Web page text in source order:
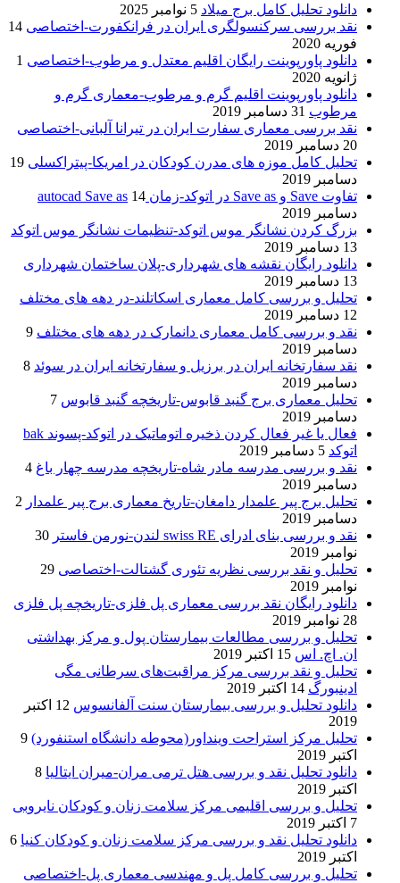
دانلود تحلیل کامل برج میلاد 5 نوامبر 2025
نقد بررسی سرکنسولگری ایران در فرانکفورت-اختصاصی 14
فوریه 2020
دانلود پاورپوینت رایگان اقلیم معتدل و مرطوب-اختصاصی 1
ژانویه 2020
دانلود پاورپوینت اقلیم گرم و مرطوب-معماری گرم و
مرطوب 31 دسامبر 2019
نقد بررسی معماری سفارت ایران در تیرانا آلبانی-اختصاصی
20 دسامبر 2019
تحلیل کامل موزه های مدرن کودکان در امریکا-پیتراکسلی 19
دسامبر 2019
تفاوت Save و Save as در اتوکد-زمان autocad Save as
14
دسامبر 2019
بزرگ کردن نشانگر موس اتوکد-تنظیمات نشانگر موس اتوکد
13 دسامبر 2019
دانلود رایگان نقشه های شهرداری-پلان ساختمان شهرداری
13 دسامبر 2019
تحلیل و بررسی کامل معماری اسکاتلند-در دهه های مختلف
12 دسامبر 2019
نقد و بررسی کامل معماری دانمارک در دهه های مختلف 9
دسامبر 2019
نقد سفارتخانه ایران در برزیل و سفارتخانه ایران در سوئد 8
دسامبر 2019
تحلیل معماری برج گنبد قابوس-تاریخچه گنبد قابوس 7
دسامبر 2019
فعال یا غیر فعال کردن ذخیره اتوماتیک در اتوکد-پسوند bak
اتوکد 5 دسامبر 2019
نقد و بررسی مدرسه مادر شاه-تاریخچه مدرسه چهار باغ 4
دسامبر 2019
تحلیل برج پیر علمدار دامغان-تاریخ معماری برج پیر علمدار 2
دسامبر 2019
نقد و بررسی بنای ادرای swiss RE لندن-نورمن فاستر
30
نوامبر 2019
تحلیل و نقد بررسی نظریه تئوری گشتالت-اختصاصی 29
نوامبر 2019
دانلود رایگان نقد بررسی معماری پل فلزی-تاریخچه پل فلزی
28 نوامبر 2019
تحلیل و بررسی مطالعات بیمارستان پول و مرکز بهداشتی
ان. اچ. اس 15 اکتبر 2019
تحلیل و نقد بررسی مرکز مراقبت‌های سرطانی مگی
ادینبورگ 14 اکتبر 2019
دانلود تحلیل و بررسی بیمارستان سنت آلفانسوس
12 اکتبر
2019
تحلیل مرکز استراحت وینداور(محوطه دانشگاه استنفورد) 9
اکتبر 2019
دانلود تحلیل نقد و بررسی هتل ترمی مران-میران ایتالیا 8
اکتبر 2019
تحلیل و بررسی اقلیمی مرکز سلامت زنان و کودکان نایروبی
7 اکتبر 2019
دانلود تحلیل نقد و بررسی مرکز سلامت زنان و کودکان کنیا 6
اکتبر 2019
تحلیل و بررسی کامل پل و مهندسی معماری پل-اختصاصی